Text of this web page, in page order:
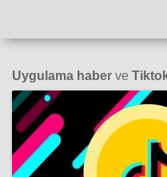
Uygulama haber ve